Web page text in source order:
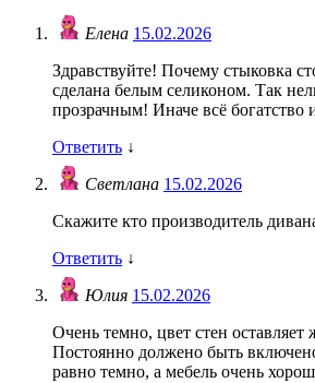
Елена 15.02.2026
Здравствуйте! Почему стыковка
сделана белым селиконом. Так
прозрачным! Иначе всё богатство
Ответить ↓
Светлана 15.02.2026
Скажите кто производитель
Ответить ↓
Юлия 15.02.2026
Очень темно, цвет стен оставляет
Постоянно должено быть
равно темно, а мебель очень